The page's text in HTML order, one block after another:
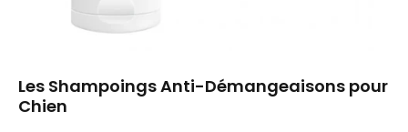
Les Shampoings Anti-Démangeaisons pour
Chien